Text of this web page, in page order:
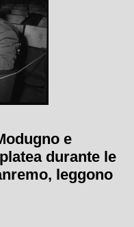
e
durante le
leggono